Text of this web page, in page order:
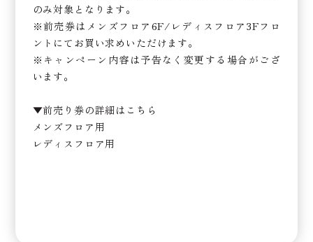
のみ対象となります。
※前売券はメンズフロア6F/レディスフロア3Fフロ
ントにてお買い求めいただけます。
※キャンペーン内容は予告なく変更する場合がござ
います。
▼前売り券の詳細はこちら
メンズフロア用
レディスフロア用